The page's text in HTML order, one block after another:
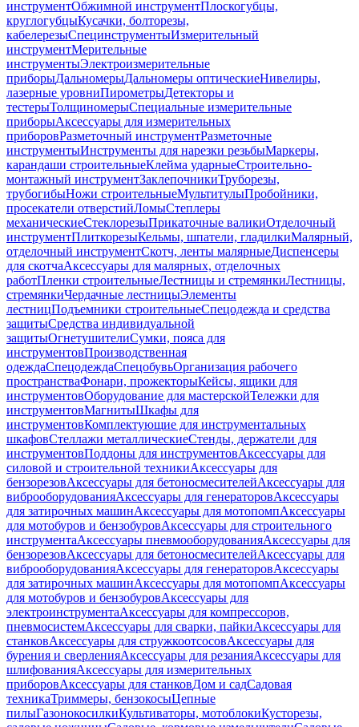
инструментОбжимной инструментПлоскогубцы,
круглогубцыКусачки, болторезы,
кабелерезыСпецинструментыИзмерительный
инструментМерительные
инструментыЭлектроизмерительные
приборыДальномерыДальномеры оптическиеНивелиры,
лазерные уровниПирометрыДетекторы и
тестерыТолщиномерыСпециальные измерительные
приборыАксессуары для измерительных
приборовРазметочный инструментРазметочные
инструментыИнструменты для нарезки резьбыМаркеры,
карандаши строительныеКлейма ударныеСтроительно-
монтажный инструментЗаклепочникиТруборезы,
трубогибыНожи строительныеМультитулыПробойники,
просекатели отверстийЛомыСтеплеры
механическиеСтеклорезыПрикаточные валикиОтделочный
инструментПлиткорезыКельмы, шпатели, гладилкиМалярный,
отделочный инструментСкотч, ленты малярныеДиспенсеры
для скотчаАксессуары для малярных, отделочных
работПленки строительныеЛестницы и стремянкиЛестницы,
стремянкиЧердачные лестницыЭлементы
лестницПодъемники строительныеСпецодежда и средства
защитыСредства индивидуальной
защитыОгнетушителиСумки, пояса для
инструментовПроизводственная
одеждаСпецодеждаСпецобувьОрганизация рабочего
пространстваФонари, прожекторыКейсы, ящики для
инструментовОборудование для мастерскойТележки для
инструментовМагнитыШкафы для
инструментовКомплектующие для инструментальных
шкафовСтеллажи металлическиеСтенды, держатели для
инструментовПоддоны для инструментовАксессуары для
силовой и строительной техникиАксессуары для
бензорезовАксессуары для бетоносмесителейАксессуары для
виброоборудованияАксессуары для генераторовАксессуары
для затирочных машинАксессуары для мотопомпАксессуары
для мотобуров и бензобуровАксессуары для строительного
инструментаАксессуары пневмооборудованияАксессуары для
бензорезовАксессуары для бетоносмесителейАксессуары для
виброоборудованияАксессуары для генераторовАксессуары
для затирочных машинАксессуары для мотопомпАксессуары
для мотобуров и бензобуровАксессуары для
электроинструментаАксессуары для компрессоров,
пневмосистемАксессуары для сварки, пайкиАксессуары для
станковАксессуары для стружкоотсосовАксессуары для
бурения и сверленияАксессуары для резанияАксессуары для
шлифованияАксессуары для измерительных
приборовАксессуары для станковДом и садСадовая
техникаТриммеры, бензокосыЦепные
пилыГазонокосилкиКультиваторы, мотоблокиКусторезы,